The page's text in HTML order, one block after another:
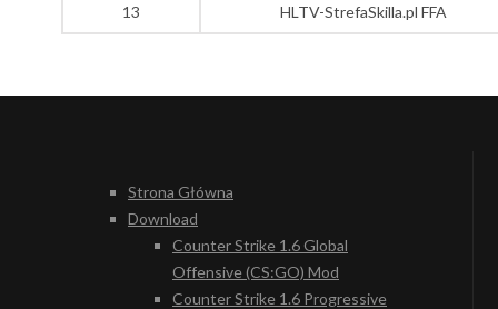
13 HLTV-StrefaSkilla.pl FFA
Strona Główna
Download
Counter Strike 1.6 Global
Offensive (CS:GO) Mod
Counter Strike 1.6 Progressive